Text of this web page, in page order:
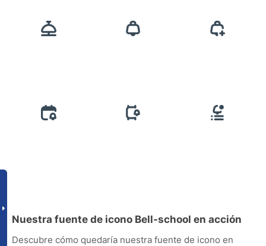
Nuestra fuente de icono Bell-school en acción
Descubre cómo quedaría nuestra fuente de icono en